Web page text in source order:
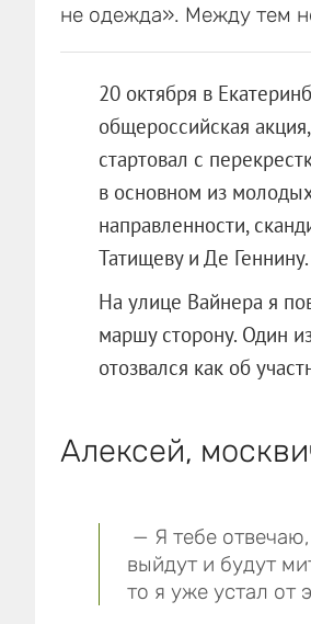
не одежда». Между тем
20 октября в
общероссийская
стартовал с
в основном из
направленности,
Татищеву и Де Геннину.
На улице Вайнера я
маршу сторону. Один
отозвался как об
Алексей,
— Я тебе
выйдут и будут
то я уже устал от